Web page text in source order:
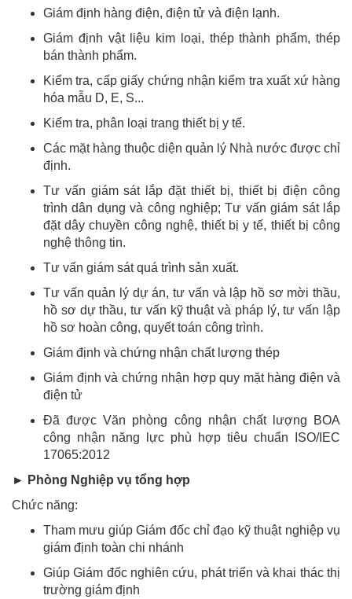
Giám định hàng điện, điện tử và điện lạnh.
Giám định vật liệu kim loại, thép thành phẩm, thép
bán thành phẩm.
Kiểm tra, cấp giấy chứng nhận kiểm tra xuất xứ hàng
hóa mẫu D, E, S...
Kiểm tra, phân loại trang thiết bị y tế.
Các mặt hàng thuộc diện quản lý Nhà nước được chỉ
định.
Tư vấn giám sát lắp đặt thiết bị, thiết bị điện công
trình dân dụng và công nghiệp; Tư vấn giám sát lắp
đặt dây chuyền công nghệ, thiết bị y tế, thiết bị công
nghệ thông tin.
Tư vấn giám sát quá trình sản xuất.
Tư vấn quản lý dự án, tư vấn và lập hồ sơ mời thầu,
hồ sơ dự thầu, tư vấn kỹ thuật và pháp lý, tư vấn lập
hồ sơ hoàn công, quyết toán công trình.
Giám định và chứng nhận chất lượng thép
Giám định và chứng nhận hợp quy mặt hàng điện và
điện tử
Đã được Văn phòng công nhận chất lượng BOA
công nhận năng lực phù hợp tiêu chuẩn ISO/IEC
17065:2012
► Phòng Nghiệp vụ tổng hợp
Chức năng:
Tham mưu giúp Giám đốc chỉ đạo kỹ thuật nghiệp vụ
giám định toàn chi nhánh
Giúp Giám đốc nghiên cứu, phát triển và khai thác thị
trường giám định